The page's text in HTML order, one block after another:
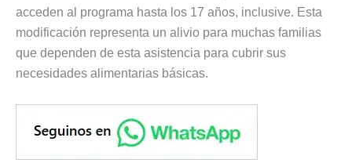
acceden al programa hasta los 17 años, inclusive. Esta
modificación representa un alivio para muchas familias
que dependen de esta asistencia para cubrir sus
necesidades alimentarias básicas.